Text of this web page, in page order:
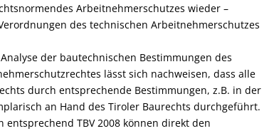
Arbeitnehmerschutzes wieder –
des technischen Arbeitnehmerschutzes
der bautechnischen Bestimmungen des
lässt sich nachweisen, dass alle
durch entsprechende Bestimmungen, z.B. in der
an Hand des Tiroler Baurechts durchgeführt.
TBV 2008 können direkt den